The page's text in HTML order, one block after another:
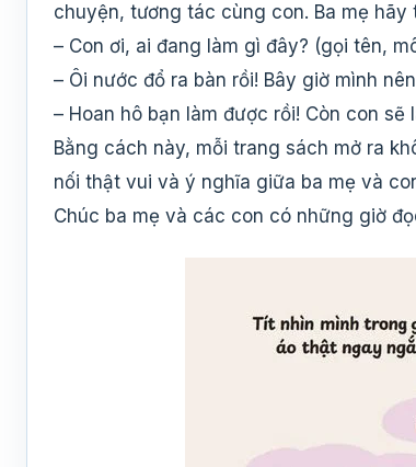
chuyện, tương tác cùng con. Ba mẹ
– Con ơi, ai đang làm gì đây? (gọi tên,
– Ôi nước đổ ra bàn rồi! Bây giờ mình
– Hoan hô bạn làm được rồi! Còn con
Bằng cách này, mỗi trang sách mở ra
nối thật vui và ý nghĩa giữa ba mẹ và
Chúc ba mẹ và các con có những giờ